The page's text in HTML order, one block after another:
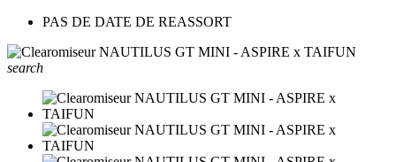
PAS DE DATE DE REASSORT
search